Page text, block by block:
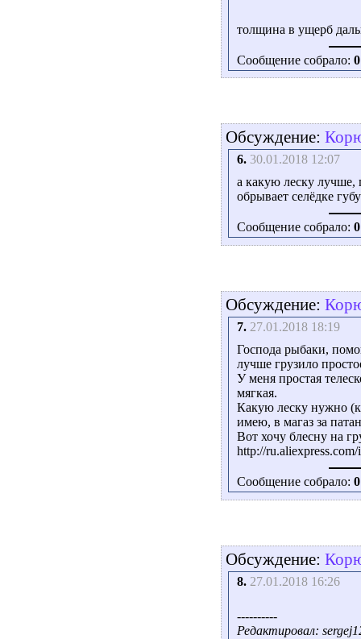
толщина в ущерб
Сообщение собрало: 0
Обсуждение:
6. 30.01.2018 12:07
а какую леску лучше,
обрывает селёдке
Сообщение собрало: 0
Обсуждение:
7. 27.01.2018 18:19
Господа рыбаки,
лучше грузило
У меня простая
мягкая.
Какую леску нужно
имею, в магаз за
Вот хочу блесну на
http://
Сообщение собрало: 0
Обсуждение:
8. 27.01.2018 16:26
----------
Редактировал: